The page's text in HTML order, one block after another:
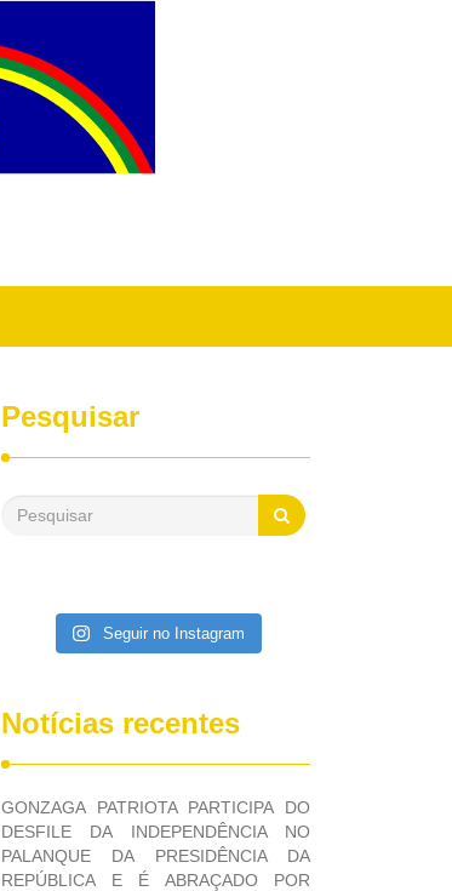
Pesquisar
Seguir no Instagram
Notícias recentes
GONZAGA PATRIOTA PARTICIPA DO
DESFILE DA INDEPENDÊNCIA NO
PALANQUE DA PRESIDÊNCIA DA
REPÚBLICA E É ABRAÇADO POR